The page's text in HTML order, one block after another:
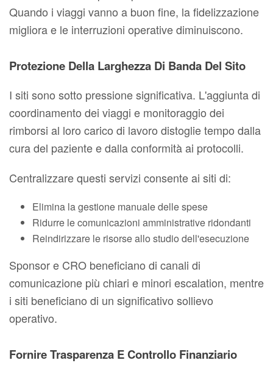
Quando i viaggi vanno a buon fine, la fidelizzazione
migliora e le interruzioni operative diminuiscono.
Protezione Della Larghezza Di Banda Del Sito
I siti sono sotto pressione significativa. L'aggiunta di
coordinamento dei viaggi e monitoraggio dei
rimborsi al loro carico di lavoro distoglie tempo dalla
cura del paziente e dalla conformità ai protocolli.
Centralizzare questi servizi consente ai siti di:
Elimina la gestione manuale delle spese
Ridurre le comunicazioni amministrative ridondanti
Reindirizzare le risorse allo studio dell'esecuzione
Sponsor e CRO beneficiano di canali di
comunicazione più chiari e minori escalation, mentre
i siti beneficiano di un significativo sollievo
operativo.
Fornire Trasparenza E Controllo Finanziario